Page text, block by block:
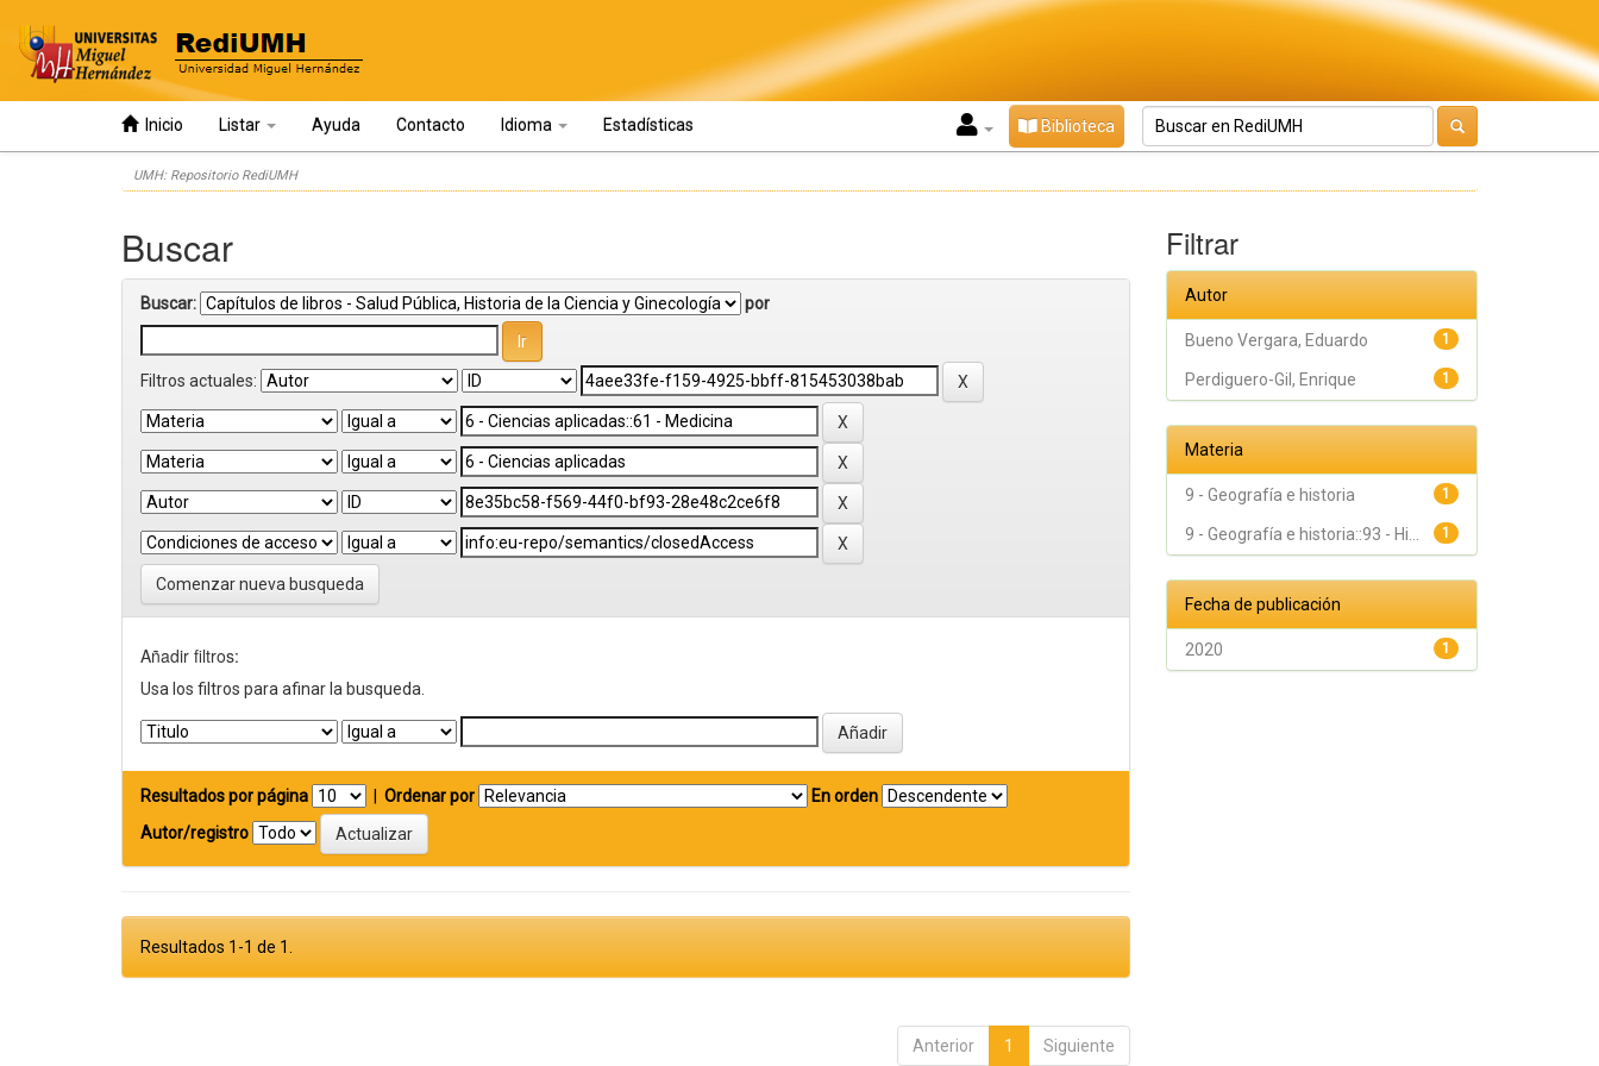
Inicio Listar Ayuda Contacto Idioma Estadísticas Biblioteca
UMH: Repositorio RediUMH
Buscar
Buscar: por
Filtros actuales:
Comenzar nueva busqueda
Añadir filtros:
Usa los filtros para afinar la busqueda.
Resultados por página Ordenar por
En orden
Autor/registro
Resultados 1-1 de 1.
Anterior 1 Siguiente
Filtrar
Autor
1
Bueno Vergara, Eduardo
1
Perdiguero-Gil, Enrique
Materia
1
9 - Geografía e historia
1
9 - Geografía e historia::93 - Hi...
Fecha de publicación
1
2020